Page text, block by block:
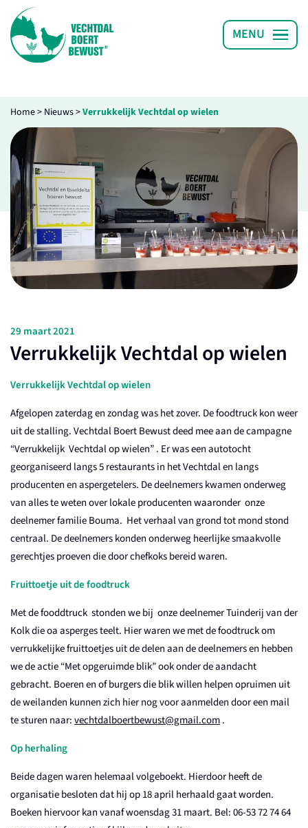
Home> Nieuws>Verrukkelijk Vechtdal op wielen
29 maart 2021
Verrukkelijk Vechtdal op wielen
Verrukkelijk Vechtdal op wielen
Afgelopen zaterdag en zondag was het zover. De foodtruck kon weer
uit de stalling. Vechtdal Boert Bewust deed mee aan de campagne
“Verrukkelijk Vechtdal op wielen” . Er was een autotocht
georganiseerd langs 5 restaurants in het Vechtdal en langs
producenten en aspergetelers. De deelnemers kwamen onderweg
van alles te weten over lokale producenten waaronder onze
deelnemer familie Bouma. Het verhaal van grond tot mond stond
centraal. De deelnemers konden onderweg heerlijke smaakvolle
gerechtjes proeven die door chefkoks bereid waren.
Fruittoetje uit de foodtruck
Met de fooddtruck stonden we bij onze deelnemer Tuinderij van der
Kolk die oa asperges teelt. Hier waren we met de foodtruck om
verrukkelijke fruittoetjes uit de delen aan de deelnemers en hebben
we de actie “Met opgeruimde blik” ook onder de aandacht
gebracht. Boeren en of burgers die blik willen helpen opruimen uit
de weilanden kunnen zich hier nog voor aanmelden door een mail
te sturen naar:vechtdalboertbewust@gmail.com.
Op herhaling
Beide dagen waren helemaal volgeboekt. Hierdoor heeft de
organisatie besloten dat hij op 18 april herhaald gaat worden.
Boeken hiervoor kan vanaf woensdag 31 maart. Bel: 06-53 72 74 64